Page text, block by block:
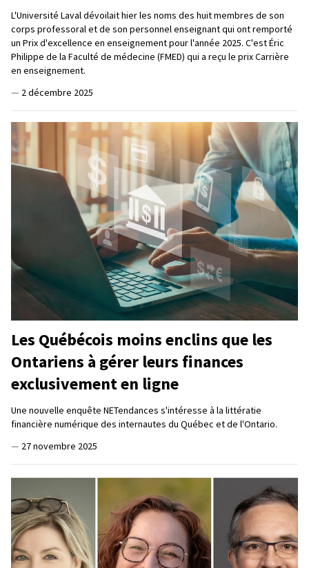
L'Université Laval dévoilait hier les noms des huit membres de son
corps professoral et de son personnel enseignant qui ont remporté
un Prix d'excellence en enseignement pour l'année 2025. C'est Éric
Philippe de la Faculté de médecine (FMED) qui a reçu le prix Carrière
en enseignement.
— 2 décembre 2025
Les Québécois moins enclins que les
Ontariens à gérer leurs finances
exclusivement en ligne
Une nouvelle enquête NETendances s'intéresse à la littératie
financière numérique des internautes du Québec et de l'Ontario.
— 27 novembre 2025